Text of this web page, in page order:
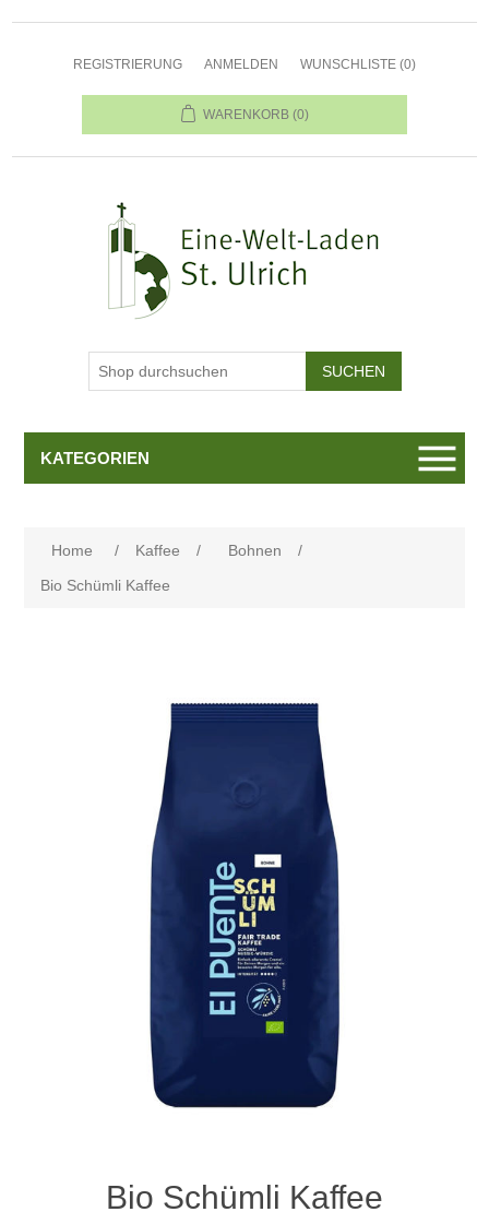
REGISTRIERUNG ANMELDEN WUNSCHLISTE (0)
WARENKORB (0)
KATEGORIEN
Home / Kaffee / Bohnen
/
Bio Schümli Kaffee
Bio Schümli Kaffee